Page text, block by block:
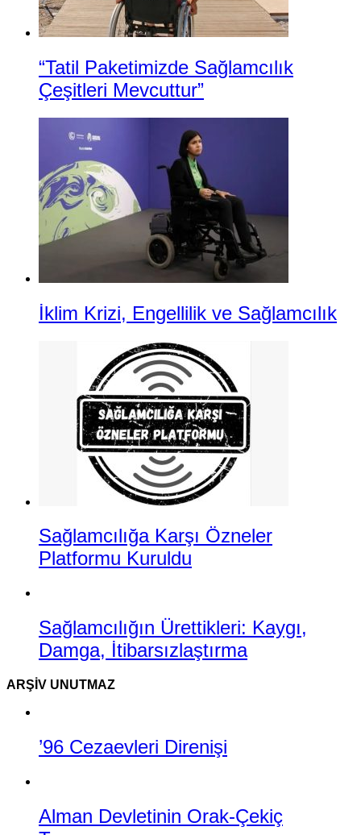
“Tatil Paketimizde Sağlamcılık
Çeşitleri Mevcuttur”
İklim Krizi, Engellilik ve Sağlamcılık
Sağlamcılığa Karşı Özneler
Platformu Kuruldu
Sağlamcılığın Ürettikleri: Kaygı,
Damga, İtibarsızlaştırma
ARŞIV UNUTMAZ
’96 Cezaevleri Direnişi
Alman Devletinin Orak-Çekiç